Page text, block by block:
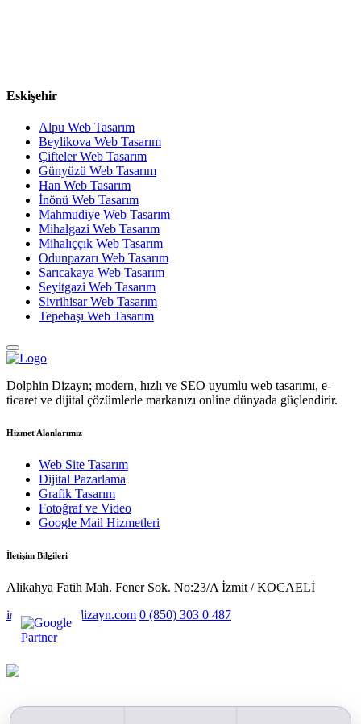
Eskişehir
Alpu Web Tasarım
Beylikova Web Tasarım
Çifteler Web Tasarım
Günyüzü Web Tasarım
Han Web Tasarım
İnönü Web Tasarım
Mahmudiye Web Tasarım
Mihalgazi Web Tasarım
Mihalıççık Web Tasarım
Odunpazarı Web Tasarım
Sarıcakaya Web Tasarım
Seyitgazi Web Tasarım
Sivrihisar Web Tasarım
Tepebaşı Web Tasarım
Dolphin Dizayn; modern, hızlı ve SEO uyumlu web tasarımı, e-
ticaret ve dijital çözümlerle markanızı online dünyada güçlendirir.
Hizmet Alanlarımız
Web Site Tasarım
Dijital Pazarlama
Grafik Tasarım
Fotoğraf ve Video
Google Mail Hizmetleri
İletişim Bilgileri
Alikahya Fatih Mah. Fener Sok. No:23/A İzmit / KOCAELİ
info@dolphindizayn.com 0 (850) 303 0 487
Hizmet Bölgelerimiz
Sözleşmesi